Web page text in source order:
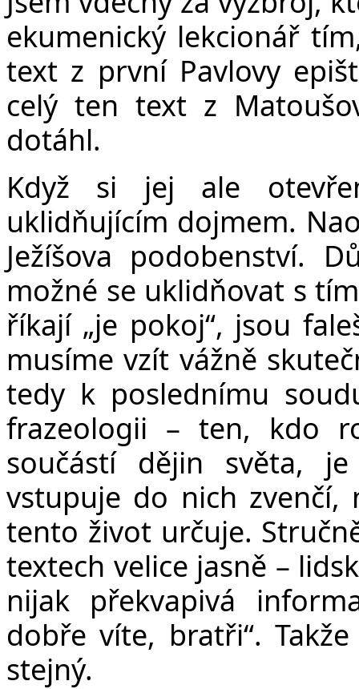
ekumenický lekcionář
text z první Pavlovy
celý ten text z
dotáhl.
Když si jej ale
uklidňujícím dojmem.
Ježíšova podobenství.
možné se uklidňovat s
říkají „je pokoj“, jsou
musíme vzít vážně
tedy k poslednímu
frazeologii – ten, kdo
součástí dějin světa,
vstupuje do nich
tento život určuje.
textech velice jasně –
nijak překvapivá
dobře víte, bratři“.
stejný.